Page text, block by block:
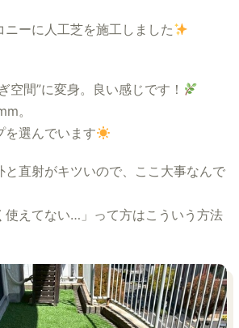
ニーに人工芝を施工しました
空間”に変身。良い感じです！
。
を選んでいます
と直射がキツいので、ここ大事なんで
使えてない…」って方はこういう方法